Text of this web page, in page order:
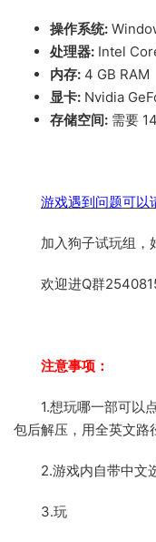
操作系统:
处理器: Intel
内存: 4 GB RAM
显卡: Nvidia
存储空间: 需要
游戏遇到问题可以
加入狗子试玩组，
欢迎进Q群
注意事项：
1.想玩哪一部可以
包后解压，用全英文路
2.游戏内自带中文
3.玩